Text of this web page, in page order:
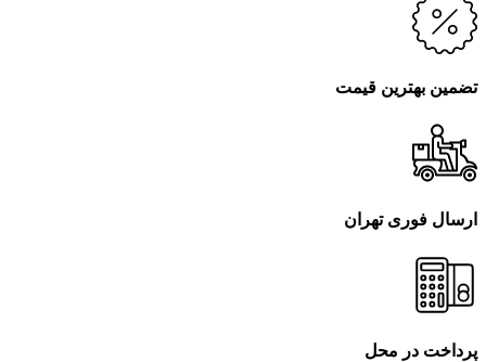
تضمین بهترین قیمت
ارسال فوری تهران
پرداخت در محل